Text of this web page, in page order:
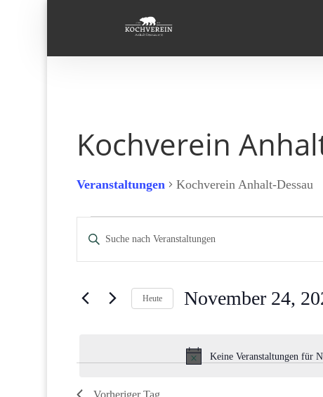
Kochverein
Veranstaltungen Kochverein Anhalt-Dessau
Veranstaltungen
für
November
2025
Keine Veranstaltungen für
Veranstaltungen
Suche
und
Navigation
Bitte
Suche
Heute November 24,
Vorheriger Tag